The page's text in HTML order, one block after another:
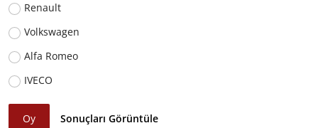
Renault
Volkswagen
Alfa Romeo
IVECO
Oy Sonuçları Görüntüle